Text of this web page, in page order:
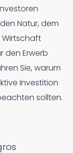
Natur, dem
Wirtschaft
den Erwerb
Sie, warum
Investition
sollten.